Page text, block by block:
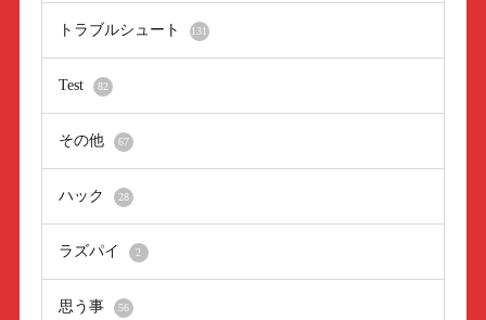
トラブルシュート 131
Test 82
その他 67
ハック 28
ラズパイ 2
思う事 56